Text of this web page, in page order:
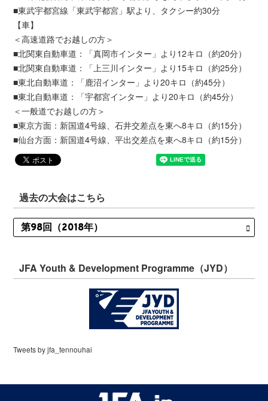
■東武宇都宮線「東武宇都宮」駅より、タクシー約30分
【車】
＜高速道路でお越しの方＞
■北関東自動車道：「真岡市インター」より12キロ（約20分）
■北関東自動車道：「上三川インター」より15キロ（約25分）
■東北自動車道：「鹿沼インター」より20キロ（約45分）
■東北自動車道：「宇都宮インター」より20キロ（約45分）
＜一般道でお越しの方＞
■東京方面：新国道4号線、石井交差点を東へ8キロ（約15分）
■仙台方面：新国道4号線、平出交差点を東へ8キロ（約15分）
過去の大会はこちら
JFA Youth & Development Programme（JYD）
Tweets by jfa_tennouhai